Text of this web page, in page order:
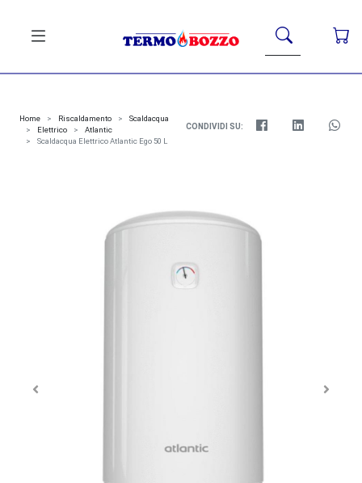
Home Riscaldamento
Scaldacqua
Elettrico
Atlantic
Scaldacqua Elettrico Atlantic Ego 50 L
CONDIVIDI SU: